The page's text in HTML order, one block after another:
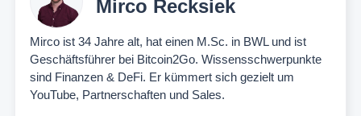
Mirco Recksiek
Mirco ist 34 Jahre alt, hat einen M.Sc. in BWL und ist
Geschäftsführer bei Bitcoin2Go. Wissensschwerpunkte
sind Finanzen & DeFi. Er kümmert sich gezielt um
YouTube, Partnerschaften und Sales.